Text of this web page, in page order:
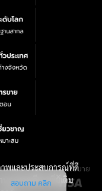
Reserved.|นโยบาย
แผนที่สินค้า
าพและประสบการณ์ที่ดี
รายละเอียดเพิ่มเติม
สอบถาม คลิก